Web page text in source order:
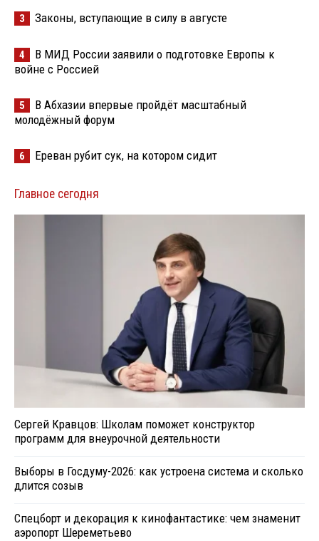
3 Законы, вступающие в силу в августе
4
В МИД России заявили о подготовке Европы к
войне с Россией
5
В Абхазии впервые пройдёт масштабный
молодёжный форум
6 Ереван рубит сук, на котором сидит
Главное сегодня
Сергей Кравцов: Школам поможет конструктор
программ для внеурочной деятельности
Выборы в Госдуму-2026: как устроена система и сколько
длится созыв
Спецборт и декорация к кинофантастике: чем знаменит
аэропорт Шереметьево